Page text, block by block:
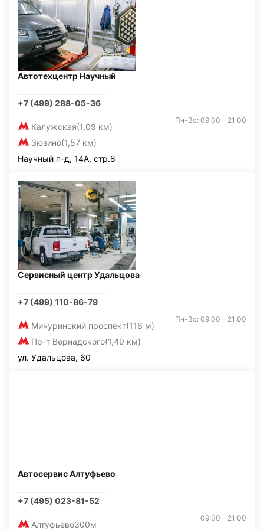
Автотехцентр Научный
+7 (499) 288-05-36
Калужская(1,09 км)
Зюзино(1,57 км)
Пн-Вс: 09:00 - 21:00
Научный п-д, 14А, стр.8
Сервисный центр Удальцова
+7 (499) 110-86-79
Мичуринский проспект(116 м)
Пр-т Вернадского(1,49 км)
Пн-Вс: 09:00 - 21:00
ул. Удальцова, 60
Автосервис Алтуфьево
+7 (495) 023-81-52
Алтуфьево300м
09:00 - 21:00